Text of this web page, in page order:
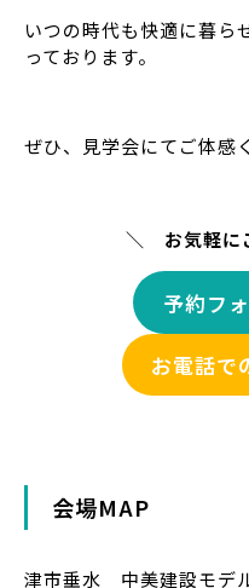
いつの時代も快適に暮ら
っております。
ぜひ、見学会にてご体感
＼ お気軽に
予約フ
お電話で
会場MAP
津市垂水 中美建設モデ